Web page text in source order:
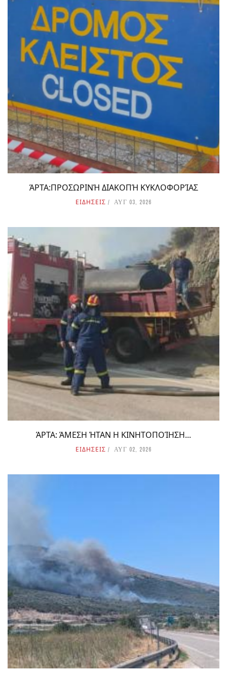
ΆΡΤΑ:ΠΡΟΣΩΡΙΝΉ ΔΙΑΚΟΠΉ ΚΥΚΛΟΦΟΡΊΑΣ
ΕΙΔΗΣΕΙΣ ΑΥΓ 03, 2026
ΆΡΤΑ: ΆΜΕΣΗ ΉΤΑΝ Η ΚΙΝΗΤΟΠΟΊΗΣΗ...
ΕΙΔΗΣΕΙΣ ΑΥΓ 02, 2026